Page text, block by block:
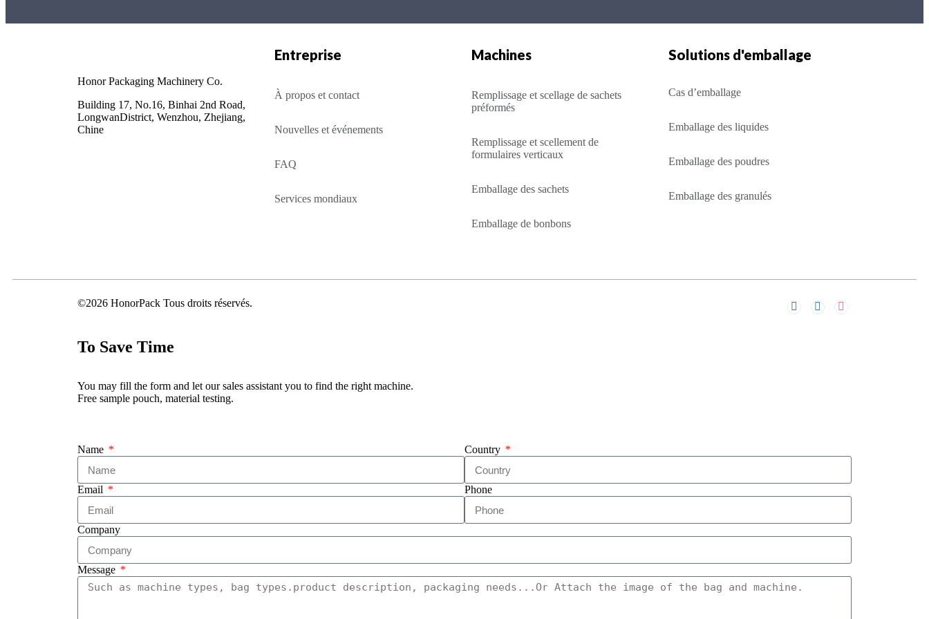
Honor Packaging Machinery Co.
Building 17, No.16, Binhai 2nd Road,
LongwanDistrict, Wenzhou, Zhejiang,
Chine
Entreprise
À propos et contact
Nouvelles et événements
FAQ
Services mondiaux
Machines
Remplissage et scellage de sachets
préformés
Remplissage et scellement de
formulaires verticaux
Emballage des sachets
Emballage de bonbons
Solutions d'emballage
Cas d’emballage
Emballage des liquides
Emballage des poudres
Emballage des granulés
©2026 HonorPack Tous droits réservés.
To Save Time
You may fill the form and let our sales assistant you to find the right machine.
Free sample pouch, material testing.
Name Country
Email Phone
Company
Message